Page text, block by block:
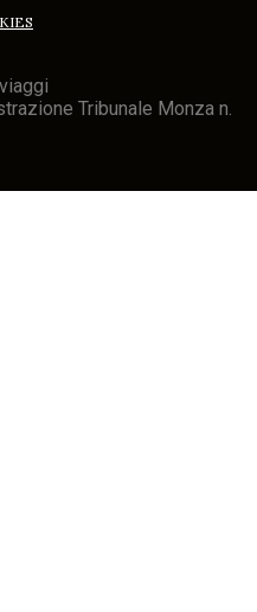
Tribunale Monza n.